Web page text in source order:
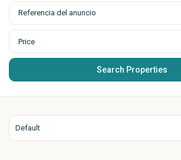
Referencia del anuncio
Price
Default